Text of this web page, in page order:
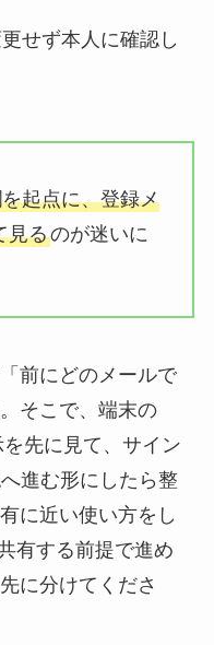
せず本人に確認し
起点に、登録メ
見るのが迷いに
前にどのメールで
そこで、端末の
先に見て、サイン
進む形にしたら整
に近い使い方をし
有する前提で進め
に分けてくださ